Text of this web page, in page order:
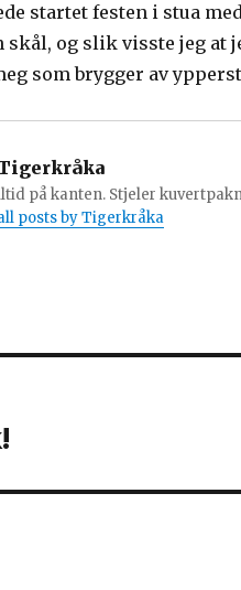
startet festen i stua
skål, og slik visste jeg at
som brygger av
på kanten. Stjeler
posts by Tigerkråka